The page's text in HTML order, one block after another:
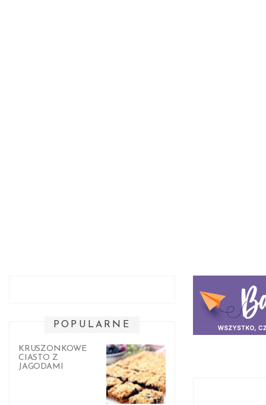
POPULARNE
KRUSZONKOWE
CIASTO Z
JAGODAMI